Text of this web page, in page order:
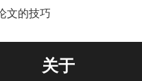
文的技巧
关于